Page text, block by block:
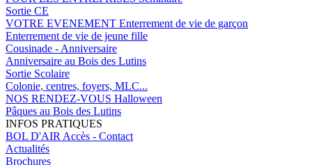
Sortie CE
VOTRE EVENEMENT Enterrement de vie de garçon
Enterrement de vie de jeune fille
Cousinade - Anniversaire
Anniversaire au Bois des Lutins
Sortie Scolaire
Colonie, centres, foyers, MLC...
NOS RENDEZ-VOUS Halloween
Pâques au Bois des Lutins
INFOS PRATIQUES
BOL D'AIR Accès - Contact
Actualités
Brochures